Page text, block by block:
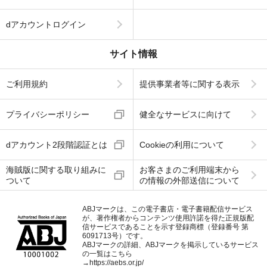
dアカウントログイン
サイト情報
ご利用規約 提供事業者等に関する表示
プライバシーポリシー 健全なサービスに向けて
dアカウント2段階認証とは Cookieの利用について
海賊版に関する取り組みに
ついて
お客さまのご利用端末から
の情報の外部送信について
ABJマークは、この電子書店・電子書籍配信サービス
が、著作権者からコンテンツ使用許諾を得た正規版配
信サービスであることを示す登録商標（登録番号 第
6091713号）です。
ABJマークの詳細、ABJマークを掲示しているサービス
の一覧はこちら
→ https://aebs.or.jp/